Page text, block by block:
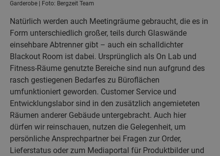
Garderobe | Foto: Bergzeit Team
Natürlich werden auch Meetingräume gebraucht, die es in
Form unterschiedlich großer, teils durch Glaswände
einsehbare Abtrenner gibt – auch ein schalldichter
Blackout Room ist dabei. Ursprünglich als On Lab und
Fitness-Räume genutzte Bereiche sind nun aufgrund des
rasch gestiegenen Bedarfes zu Büroflächen
umfunktioniert geworden. Customer Service und
Entwicklungslabor sind in den zusätzlich angemieteten
Räumen anderer Gebäude untergebracht. Auch hier
dürfen wir reinschauen, nutzen die Gelegenheit, um
persönliche Ansprechpartner bei Fragen zur Order,
Lieferstatus oder zum Mediaportal für Produktbilder und